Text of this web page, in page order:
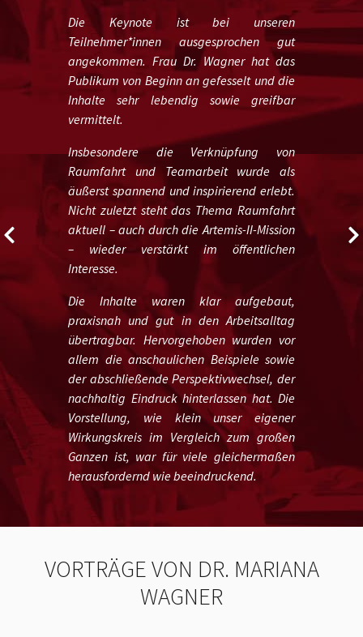
Die Keynote ist bei unseren
Teilnehmer*innen ausgesprochen gut
angekommen. Frau Dr. Wagner hat das
Publikum von Beginn an gefesselt und die
Inhalte sehr lebendig sowie greifbar
vermittelt.
Insbesondere die Verknüpfung von
Raumfahrt und Teamarbeit wurde als
äußerst spannend und inspirierend erlebt.
Nicht zuletzt steht das Thema Raumfahrt
aktuell – auch durch die Artemis-II-Mission
– wieder verstärkt im öffentlichen
Interesse.
Die Inhalte waren klar aufgebaut,
praxisnah und gut in den Arbeitsalltag
übertragbar. Hervorgehoben wurden vor
allem die anschaulichen Beispiele sowie
der abschließende Perspektivwechsel, der
nachhaltig Eindruck hinterlassen hat. Die
Vorstellung, wie klein unser eigener
Wirkungskreis im Vergleich zum großen
Ganzen ist, war für viele gleichermaßen
herausfordernd wie beeindruckend.
VORTRÄGE VON DR. MARIANA
WAGNER